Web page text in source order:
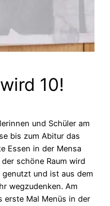
10!
und Schüler am
bis zum Abitur das
Essen in der Mensa
schöne Raum wird
und ist aus dem
wegzudenken. Am
erste Mal Menüs in der